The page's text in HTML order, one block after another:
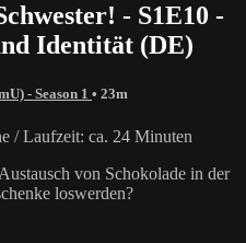
- S1E10 -
Identität (DE)
- Season 1 • 23m
/ Laufzeit: ca. 24 Minuten
von Schokolade in der
loswerden?